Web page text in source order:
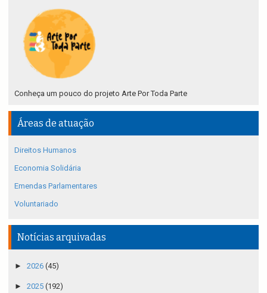
Conheça um pouco do projeto Arte Por Toda Parte
Áreas de atuação
Direitos Humanos
Economia Solidária
Emendas Parlamentares
Voluntariado
Notícias arquivadas
► 2026 (45)
► 2025 (192)